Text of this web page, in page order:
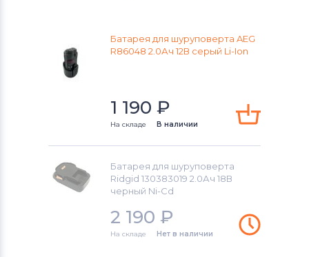
Аккумуляторы для шуруповертов
Firestorm
GreenWorks
Bosch
Аккумуляторы для шуруповертов
Gardena
Аккумуляторы для шуруповертов
Батарея для шуруповерта AEG
R86048 2.0Ач 12В серый Li-Ion
1 190 ₽
На складе В наличии
Батарея для шуруповерта
Ridgid 130383019 2.0Ач 18В
черный Ni-Cd
2 190 ₽
На складе Нет в наличии